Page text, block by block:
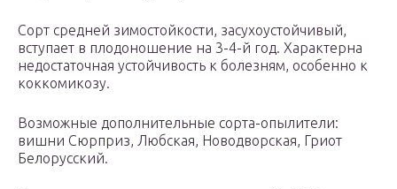
Сорт средней зимостойкости, засухоустойчивый,
вступает в плодоношение на 3-4-й год. Характерна
недостаточная устойчивость к болезням, особенно к
коккомикозу.
Возможные дополнительные сорта-опылители:
вишни Сюрприз, Любская, Новодворская, Гриот
Белорусский.